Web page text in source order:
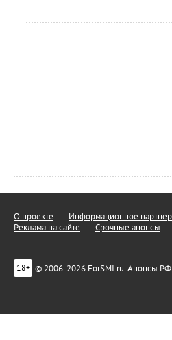
О проекте Информационное
Реклама на сайте
Срочные анонсы
18+ © 2006-2026 ForSMI.ru.